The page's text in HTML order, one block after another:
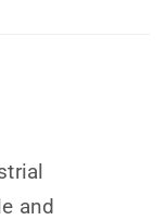
and